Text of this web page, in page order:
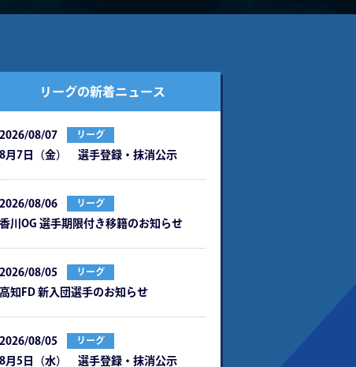
リーグの新着ニュース
2026/08/07 リーグ
8月7日（金） 選手登録・抹消公示
2026/08/06 リーグ
⾹川OG 選⼿期限付き移籍のお知らせ
2026/08/05 リーグ
⾼知FD 新⼊団選⼿のお知らせ
2026/08/05 リーグ
8月5日（水） 選手登録・抹消公示